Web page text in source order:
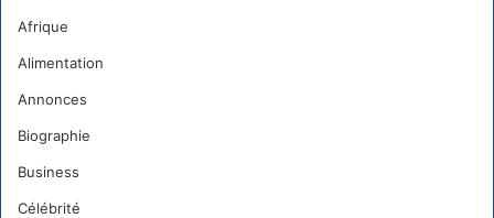
Afrique
Alimentation
Annonces
Biographie
Business
Célébrité